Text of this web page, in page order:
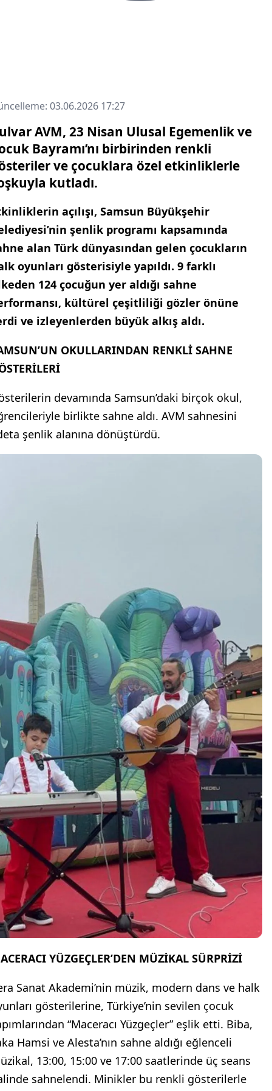
03.06.2026 17:27
AVM, 23 Nisan Ulusal Egemenlik ve
Bayramı’nı birbirinden renkli
ve çocuklara özel etkinliklerle
kutladı.
açılışı, Samsun Büyükşehir
şenlik programı kapsamında
alan Türk dünyasından gelen çocukların
oyunları gösterisiyle yapıldı. 9 farklı
124 çocuğun yer aldığı sahne
kültürel çeşitliliği gözler önüne
ve izleyenlerden büyük alkış aldı.
OKULLARINDAN RENKLİ SAHNE
devamında Samsun’daki birçok okul,
birlikte sahne aldı. AVM sahnesini
şenlik alanına dönüştürdü.
YÜZGEÇLER’DEN MÜZİKAL SÜRPRİZİ
Sanat Akademi’nin müzik, modern dans ve halk
gösterilerine, Türkiye’nin sevilen çocuk
“Maceracı Yüzgeçler” eşlik etti. Biba,
Hamsi ve Alesta’nın sahne aldığı eğlenceli
13:00, 15:00 ve 17:00 saatlerinde üç seans
sahnelendi. Minikler bu renkli gösterilerle